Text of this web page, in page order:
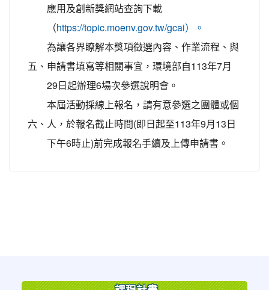
應用及創新獎網站查詢下載
（https://topic.moenv.gov.tw/gcai）。
五、
為讓各界瞭解本獎項徵選內容、作業流程、與
申請書填寫等相關事宜，環境部自113年7月
29日起辦理6場次參選說明會。
六、
本屆活動採線上報名，請有意參選之團體或個
人，於報名截止時間(即日起至113年9月13日
下午6時止)前完成報名手續及上傳申請書。